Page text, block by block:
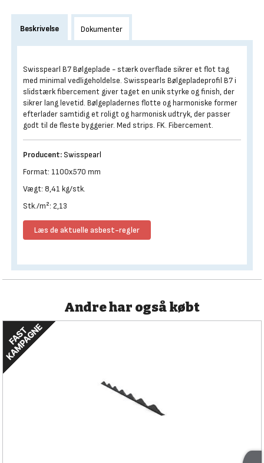
Beskrivelse Dokumenter
Swisspearl B7 Bølgeplade - stærk overflade sikrer et flot tag
med minimal vedligeholdelse. Swisspearls Bølgepladeprofil B7 i
slidstærk fibercement giver taget en unik styrke og finish, der
sikrer lang levetid. Bølgepladernes flotte og harmoniske former
efterlader samtidig et roligt og harmonisk udtryk, der passer
godt til de fleste byggerier. Med strips. FK. Fibercement.
Producent: Swisspearl
Format: 1100x570 mm
Vægt: 8,41 kg/stk.
Stk./m²: 2,13
Læs de aktuelle asbest-regler
Andre har også købt